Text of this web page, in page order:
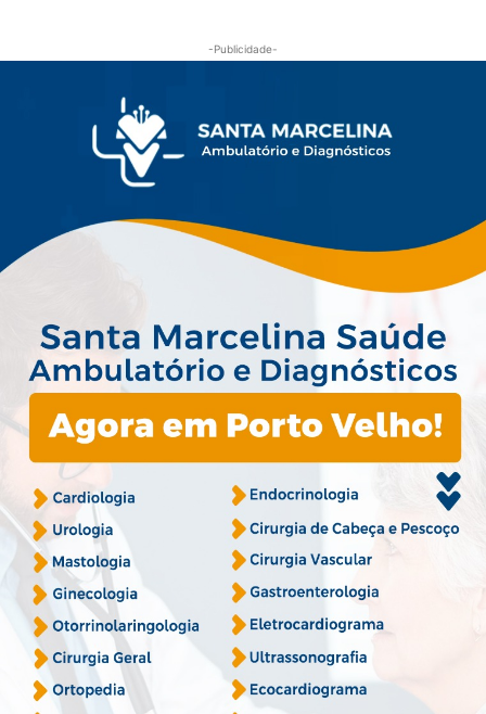
-Publicidade-